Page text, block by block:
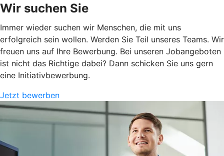
Wir suchen Sie
Immer wieder suchen wir Menschen, die mit uns
erfolgreich sein wollen. Werden Sie Teil unseres Teams. Wir
freuen uns auf Ihre Bewerbung. Bei unseren Jobangeboten
ist nicht das Richtige dabei? Dann schicken Sie uns gern
eine Initiativbewerbung.
Jetzt bewerben